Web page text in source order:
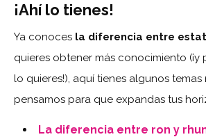
¡Ahí lo tienes!
Ya conoces la diferencia entre
quieres obtener más conocimiento
lo quieres!), aquí tienes algunos temas
pensamos para que expandas tus
La diferencia entre ron y